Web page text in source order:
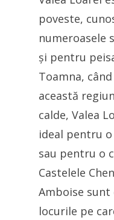
poveste,
numeroasele
și pentru
Toamna,
această
calde, Valea
ideal pentru
sau pentru o
Castelele
Amboise
locurile pe